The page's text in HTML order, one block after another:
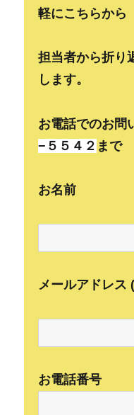
軽にこちらから
担当者から折り
します。
お電話でのお問
−５５４２ まで
お名前
メールアドレス
お電話番号